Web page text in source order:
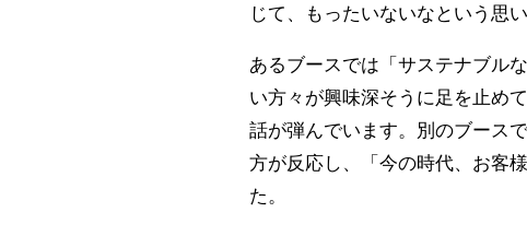
じて、もったいないなという思
あるブースでは「サステナブル
い方々が興味深そうに足を止め
話が弾んでいます。別のブース
方が反応し、「今の時代、お客
た。